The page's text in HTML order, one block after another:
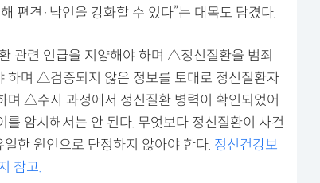
편견·낙인을 강화할 수 있다”는 대목도 담겼다.
관련 언급을 지양해야 하며 △정신질환을 범죄
하며 △검증되지 않은 정보를 토대로 정신질환자
며 △수사 과정에서 정신질환 병력이 확인되었어
암시해서는 안 된다. 무엇보다 정신질환이 사건
한 원인으로 단정하지 않아야 한다. 정신건강보
참고.